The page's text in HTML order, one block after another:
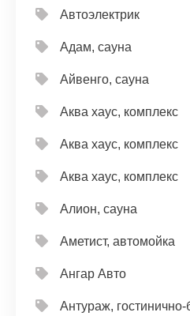
Автоэлектрик
Адам, сауна
Айвенго, сауна
Аква хаус, комплекс
Аква хаус, комплекс
Аква хаус, комплекс
Алион, сауна
Аметист, автомойка
Ангар Авто
Антураж,